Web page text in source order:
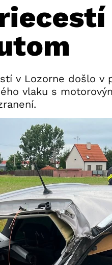
v Lozorne došlo v
vlaku s